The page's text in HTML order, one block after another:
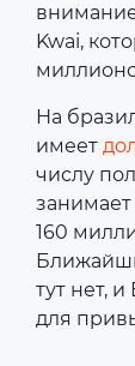
Kwai,
На
имеет
числу
занимает
160
тут нет,
для